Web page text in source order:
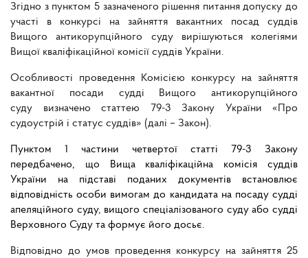
Згідно з пунктом 5 зазначеного рішення питання допуску до
участі в конкурсі на зайняття вакантних посад суддів
Вищого антикорупційного суду вирішуються колегіями
Вищої кваліфікаційної комісії суддів України.
Особливості проведення Комісією конкурсу на зайняття
вакантної посади судді Вищого антикорупційного
суду визначено статтею 79-3 Закону України «Про
судоустрій і статус суддів» (далі – Закон).
Пунктом 1 частини четвертої статті 79-3 Закону
передбачено, що Вища кваліфікаційна комісія суддів
України на підставі поданих документів встановлює
відповідність особи вимогам до кандидата на посаду судді
апеляційного суду, вищого спеціалізованого суду або судді
Верховного Суду та формує його досьє.
Відповідно до умов проведення конкурсу на зайняття 25